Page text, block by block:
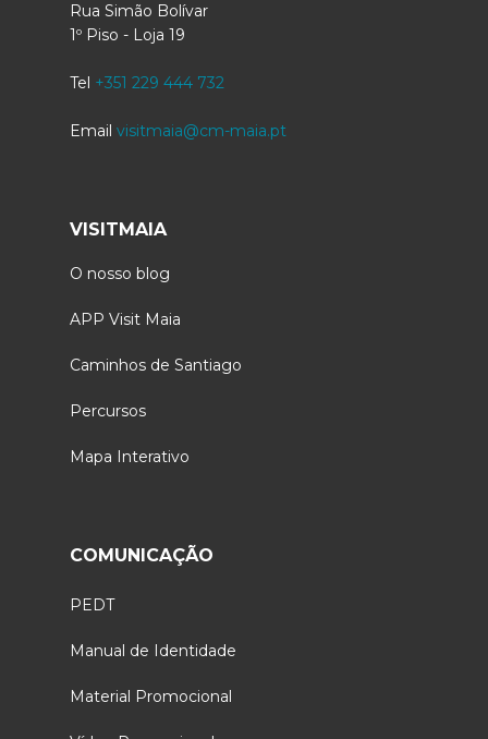
Rua Simão Bolívar
1º Piso - Loja 19
Tel +351 229 444 732
Email visitmaia@cm-maia.pt
VISITMAIA
O nosso blog
APP Visit Maia
Caminhos de Santiago
Percursos
Mapa Interativo
COMUNICAÇÃO
PEDT
Manual de Identidade
Material Promocional